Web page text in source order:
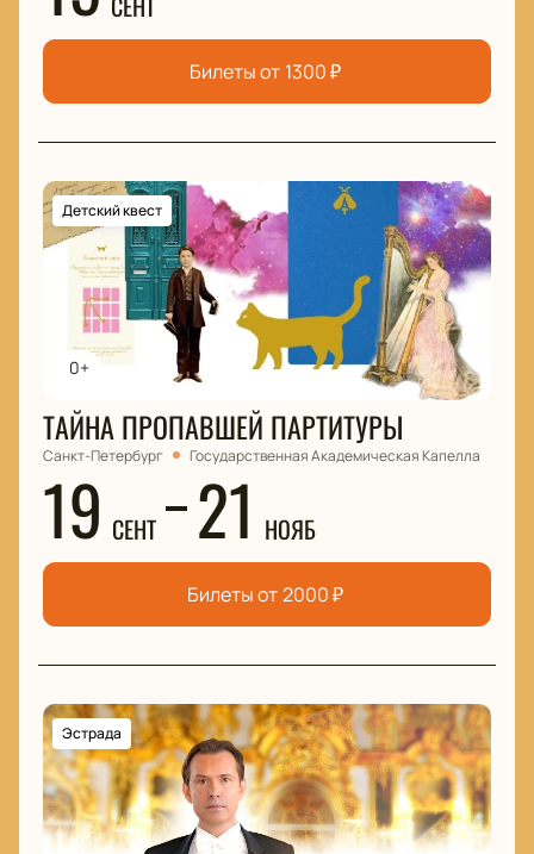
Билеты от 1300₽
0+
Детский квест
ТАЙНА ПРОПАВШЕЙ ПАРТИТУРЫ
Санкт-Петербург Государственная Академическая Капелла
19 СЕНТ 21 НОЯБ
Билеты от 2000₽
Эстрада